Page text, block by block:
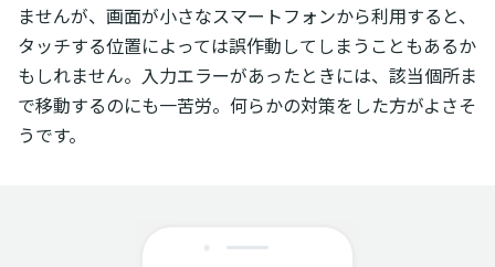
ませんが、画面が小さなスマートフォンから利用すると、
タッチする位置によっては誤作動してしまうこともあるか
もしれません。入力エラーがあったときには、該当個所ま
で移動するのにも一苦労。何らかの対策をした方がよさそ
うです。